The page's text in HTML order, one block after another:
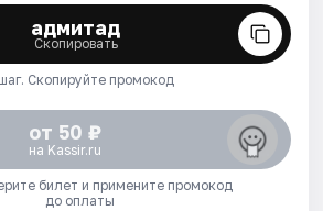
адмитад
Скопировать
Скопируйте промокод
от 50 ₽
на Kassir.ru
билет и примените промокод
до оплаты